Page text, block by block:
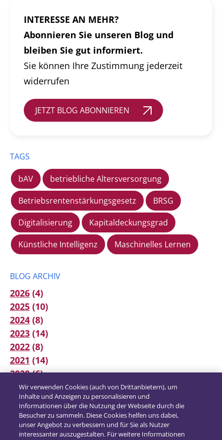
INTERESSE AN MEHR?
Abonnieren Sie unseren Blog und
bleiben Sie gut informiert.
Sie können Ihre Zustimmung jederzeit
widerrufen
JETZT BLOG ABONNIEREN
TAGS
bAV
betriebliche Altersversorgung
Betriebsrentenstärkungsgesetz
BRSG
Digitalisierung
Kapitaldeckungsgrad
Künstliche Intelligenz
Maschinelles Lernen
BLOG ARCHIV
2026 (4)
2025 (10)
2024 (8)
2023 (14)
2022 (8)
2021 (14)
2020(6)
2019(12)
2018(16)
2017(21)
Wir verwenden Cookies (auch von Drittanbietern), um
Inhalte und Anzeigen zu personalisieren und
Informationen über die Nutzung der Webseite durch die
Besucher zu sammeln. Diese Cookies helfen uns dabei,
unser Angebot zu verbessern und für Sie als Nutzer
interessanter auszugestalten. Für weitere Informationen